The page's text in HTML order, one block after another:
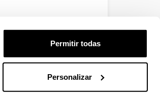
Permitir todas
Personalizar